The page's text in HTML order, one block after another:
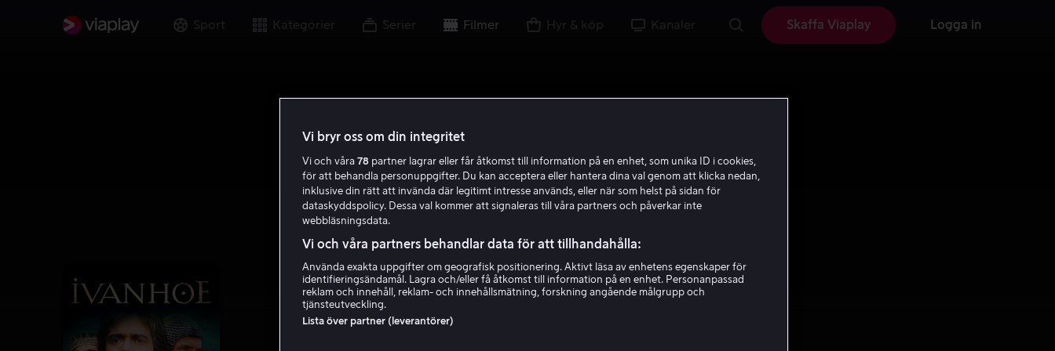
Sport Kategorier Serier Filmer Hyr & köp Kanaler Skaffa Viaplay Logga in
Vi bryr oss om din integritet
Vi och våra 78 partner lagrar eller får åtkomst till information på en enhet, som unika ID i cookies,
för att behandla personuppgifter. Du kan acceptera eller hantera dina val genom att klicka nedan,
inklusive din rätt att invända där legitimt intresse används, eller när som helst på sidan för
dataskyddspolicy. Dessa val kommer att signaleras till våra partners och påverkar inte
webbläsningsdata.
Vi och våra partners behandlar data för att tillhandahålla:
Använda exakta uppgifter om geografisk positionering. Aktivt läsa av enhetens egenskaper för
identifieringsändamål. Lagra och/eller få åtkomst till information på en enhet. Personanpassad
reklam och innehåll, reklam- och innehållsmätning, forskning angående målgrupp och
tjänsteutveckling.
Lista över partner (leverantörer)